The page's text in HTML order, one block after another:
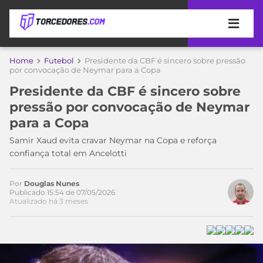
APOSTAS
DE
APOSTA
MELHORES
SITES
DE
APOSTAS
2026
BETBOOM
COPA
DO
MUNDO
TIMES
MEU
TIME
PALMEIRAS
CAMPEONATOS
SÉRIE
ESPORTIVA
Home Futebol
Presidente da CBF é sincero sobre pressão
por convocação de Neymar para a Copa
Presidente da CBF é sincero sobre
pressão por convocação de Neymar
para a Copa
Samir Xaud evita cravar Neymar na Copa e reforça
confiança total em Ancelotti
Por Douglas Nunes
Publicado 15:54 de 07/05/2026
Atualizado há 3 meses